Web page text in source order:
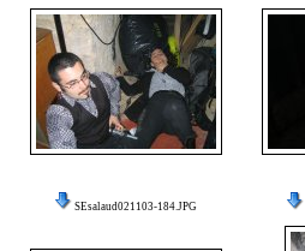
SEsalaud021103-184.JPG